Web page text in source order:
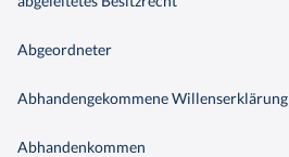
Abgeordneter
Abhandengekommene Willenserklärung
Abhandenkommen